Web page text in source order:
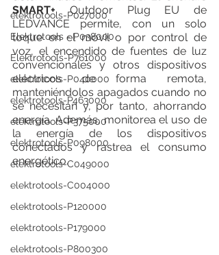
elektrotools-P027000
Elektrotools - P038000
Elektrotools-P761000
elektrotools-P040000
elektrotools-P463000
elektrotools-P375000
elektrotools-P098000
elektrotools-C049000
elektrotools-C004000
elektrotools-P120000
elektrotools-P179000
elektrotools-P800300
SMART+ Outdoor Plug EU de
LEDVANCE permite, con un solo
toque en el móvil o por control de
voz, el encendido de fuentes de luz
convencionales y otros dispositivos
eléctricos de forma remota,
manteniéndolos apagados cuando no
se necesitan y, por tanto, ahorrando
energía. Además, monitorea el uso de
la energía de los dispositivos
conectados y rastrea el consumo
energético.